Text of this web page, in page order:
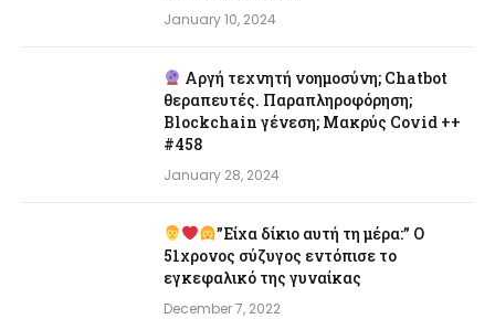
January 10, 2024
Αργή τεχνητή νοημοσύνη; Chatbot
θεραπευτές. Παραπληροφόρηση;
Blockchain γένεση; Μακρύς Covid ++
#458
January 28, 2024
”Είχα δίκιο αυτή τη μέρα:” Ο
51χρονος σύζυγος εντόπισε το
εγκεφαλικό της γυναίκας
December 7, 2022